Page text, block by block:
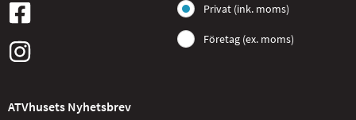
Privat (ink. moms)
Företag (ex. moms)
ATVhusets Nyhetsbrev